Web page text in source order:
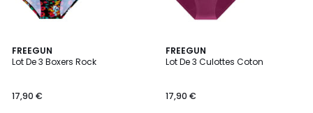
FREEGUN
Lot De 3 Boxers Rock
17,90 €
FREEGUN
Lot De 3 Culottes Coton
17,90 €